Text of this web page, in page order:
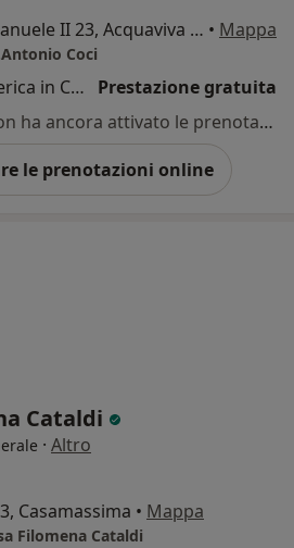
Piazza Vittorio Emanuele II 23, Acquaviva delle Fonti • Mappa
Coci
Visita medica generica in CONVENZIONE
Prestazione gratuita
Questo dottore non ha ancora attivato le prenotazioni online presso questo indirizzo.
le prenotazioni online
Cataldi
· Altro
Casamassima • Mappa
Filomena Cataldi